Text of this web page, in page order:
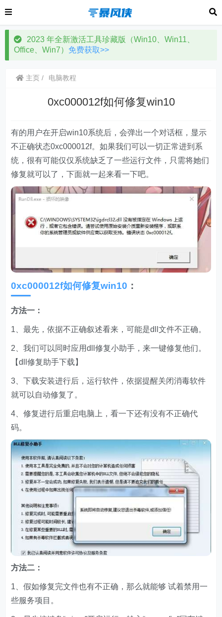
2023 年全新激活工具珍藏版（Win10、Win11、
Office、Win7） 免费获取>>
主页 电脑教程
0xc000012f如何修复win10
有的用户在开启win10系统后，会弹出一个对话框，显示
不正确状态0xc000012f。如果我们可以一切正常进到系
统，很有可能仅仅系统缺乏了一些运行文件，只需将她们
修复就可以了，下面就一起来看一下吧。
0xc000012f如何修复win10 ：
方法一：
1、最先，依据不正确叙述看来，可能是dll文件不正确。
2、我们可以同时应用dll修复小助手，来一键修复他们。
【dll修复助手下载】
3、下载安装进行后，运行软件，依据提醒关闭消毒软件
就可以自动修复了。
4、修复进行后重启电脑上，看一下还有没有不正确代
码。
方法二：
1、假如修复完文件也有不正确，那么就能够 试着禁用一
些服务项目。